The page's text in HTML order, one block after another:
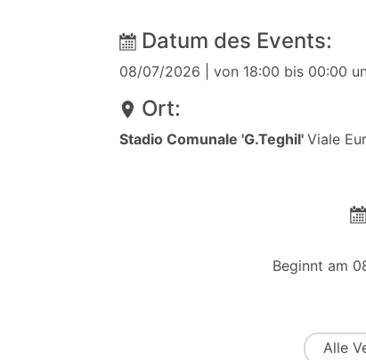
Datum des Events:
08/07/2026 | von 18:00 bis 00:00
Ort:
Stadio Comunale 'G.Teghil' Viale
Beginnt am
Alle